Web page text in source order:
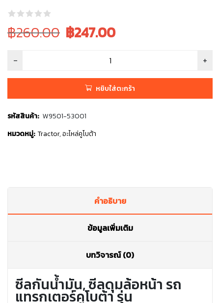
Original
price
was:
฿260.00 Current
฿247.00
หยิบใส่ตะกร้า
รหัสสินค้า: W9501-53001
หมวดหมู่: Tractor,อะไหล่คูโบต้า
คำอธิบาย
ข้อมูลเพิ่มเติม
บทวิจารณ์ (0)
ซีลกันน้ำมัน, ซีลดุมล้อหน้า รถ
แทรกเตอร์คูโบต้า รุ่น